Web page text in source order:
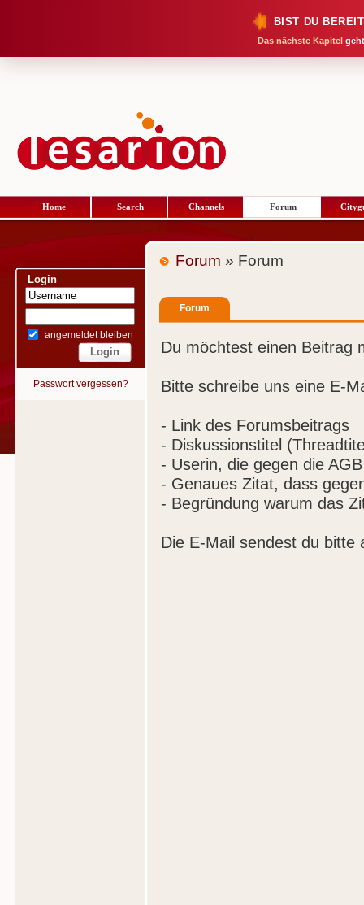
BIST DU
Das nächste Kapitel
Home Search Channels Forum
Login
angemeldet bleiben
Passwort vergessen?
Forum » Forum
Forum
Du möchtest einen Beitrag
Bitte schreibe uns eine E-
- Link des Forumsbeitrags
- Diskussionstitel
- Userin, die gegen die
- Genaues Zitat, dass
- Begründung warum das
Die E-Mail sendest du bitte